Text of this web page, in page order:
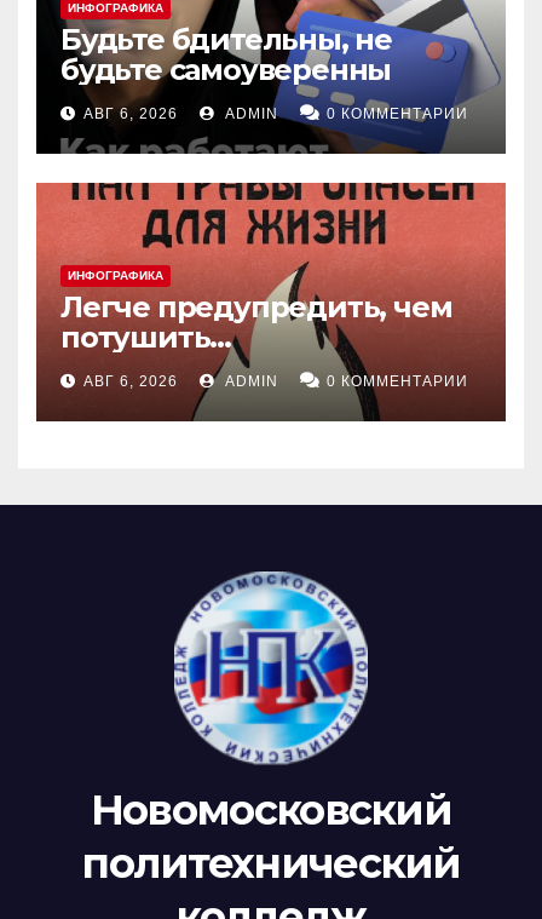
ИНФОГРАФИКА
Будьте бдительны, не
будьте самоуверенны
АВГ 6, 2026 ADMIN 0 КОММЕНТАРИИ
ИНФОГРАФИКА
Легче предупредить, чем
потушить…
АВГ 6, 2026 ADMIN 0 КОММЕНТАРИИ
Новомосковский
политехнический